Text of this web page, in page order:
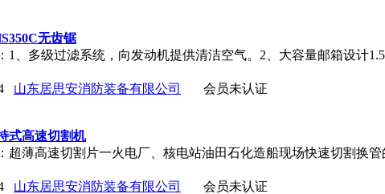
无齿锯
1、多级过滤系统，向发动机提供清洁空气。2、大容量邮箱设计
山东居思安消防装备有限公司 会员未认证
式高速切割机
超薄高速切割片一火电厂、核电站油田石化造船现场快速切割换
山东居思安消防装备有限公司 会员未认证